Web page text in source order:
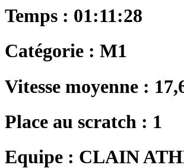
Temps : 01:11:28
Catégorie : M1
Vitesse moyenne :
Place au scratch : 1
Equipe : CLAIN